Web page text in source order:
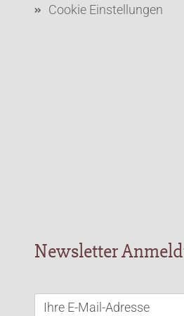
Cookie Einstellungen
Newsletter